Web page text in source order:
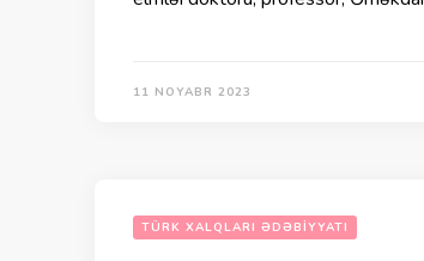
11 NOYABR 2023
TÜRK XALQLARI ƏDƏBIYYATI